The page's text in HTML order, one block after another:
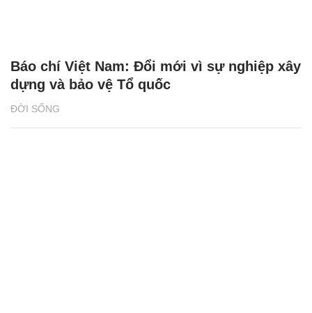
ĐỜI SỐNG
Báo chí Việt Nam: Đổi mới vì sự nghiệp xây
dựng và bảo vệ Tổ quốc